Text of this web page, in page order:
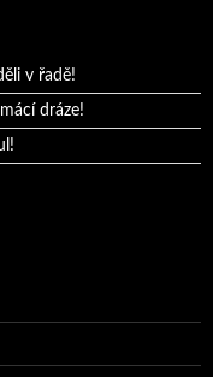
dráze!